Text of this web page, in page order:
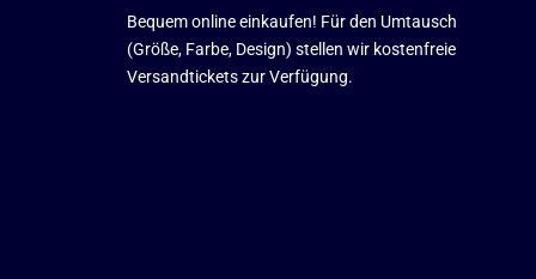
Bequem online einkaufen! Für den Umtausch
(Größe, Farbe, Design) stellen wir kostenfreie
Versandtickets zur Verfügung.